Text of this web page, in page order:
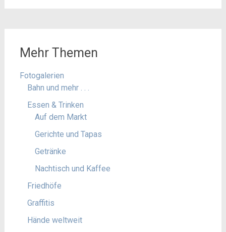
Mehr Themen
Fotogalerien
Bahn und mehr . . .
Essen & Trinken
Auf dem Markt
Gerichte und Tapas
Getränke
Nachtisch und Kaffee
Friedhöfe
Graffitis
Hände weltweit